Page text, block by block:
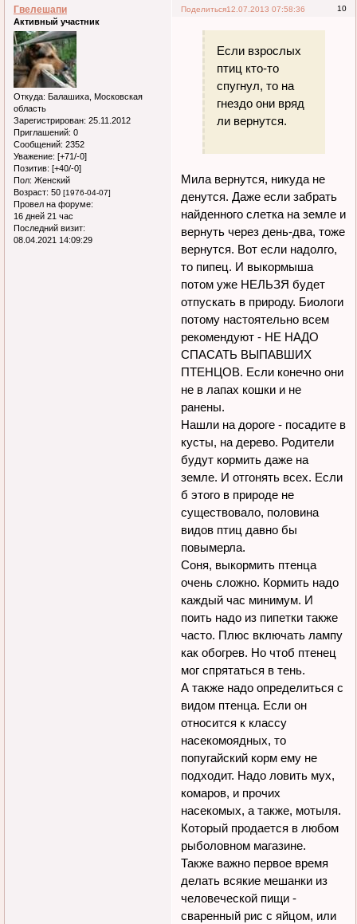
Поделиться 10
12.07.2013 07:58:36
Гвелешапи
Активный участник
Откуда: Балашиха, Московская
область
Зарегистрирован: 25.11.2012
Приглашений: 0
Сообщений: 2352
Уважение: [+71/-0]
Позитив: [+40/-0]
Пол: Женский
Возраст: 50 [1976-04-07]
Провел на форуме:
16 дней 21 час
Последний визит:
08.04.2021 14:09:29
Если взрослых
птиц кто-то
спугнул, то на
гнездо они вряд
ли вернутся.
Мила вернутся, никуда не
денутся. Даже если забрать
найденного слетка на земле и
вернуть через день-два, тоже
вернутся. Вот если надолго,
то пипец. И выкормыша
потом уже НЕЛЬЗЯ будет
отпускать в природу. Биологи
потому настоятельно всем
рекомендуют - НЕ НАДО
СПАСАТЬ ВЫПАВШИХ
ПТЕНЦОВ. Если конечно они
не в лапах кошки и не
ранены.
Нашли на дороге - посадите в
кусты, на дерево. Родители
будут кормить даже на
земле. И отгонять всех. Если
б этого в природе не
существовало, половина
видов птиц давно бы
повымерла.
Соня, выкормить птенца
очень сложно. Кормить надо
каждый час минимум. И
поить надо из пипетки также
часто. Плюс включать лампу
как обогрев. Но чтоб птенец
мог спрятаться в тень.
А также надо определиться с
видом птенца. Если он
относится к классу
насекомоядных, то
попугайский корм ему не
подходит. Надо ловить мух,
комаров, и прочих
насекомых, а также, мотыля.
Который продается в любом
рыболовном магазине.
Также важно первое время
делать всякие мешанки из
человеческой пищи -
сваренный рис с яйцом, или